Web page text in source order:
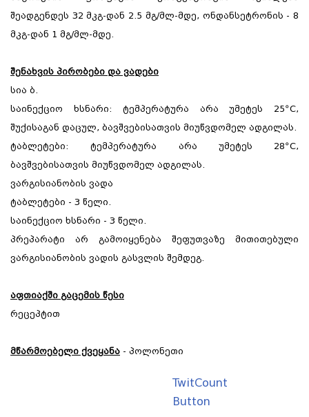
შეადგენდეს 32 მკგ-დან 2.5 მგ/მლ-მდე, ონდანსეტრონის - 8
მკგ-დან 1 მგ/მლ-მდე.
შენახვის პირობები და ვადები
სია ბ.
საინექციო ხსნარი: ტემპერატურა არა უმეტეს 25ºC,
შუქისაგან დაცულ, ბავშვებისათვის მიუწვდომელ ადგილას.
ტაბლეტები: ტემპერატურა არა უმეტეს 28ºC,
ბავშვებისათვის მიუწვდომელ ადგილას.
ვარგისიანობის ვადა
ტაბლეტები - 3 წელი.
საინექციო ხსნარი - 3 წელი.
პრეპარატი არ გამოიყენება შეფუთვაზე მითითებული
ვარგისიანობის ვადის გასვლის შემდეგ.
აფთიაქში გაცემის წესი
რეცეპტით
მწარმოებელი ქვეყანა - პოლონეთი
TwitCount
Button